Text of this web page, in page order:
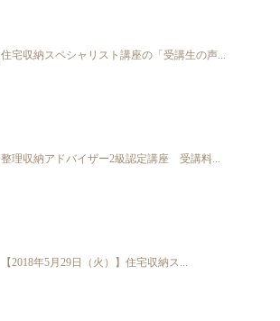
住宅収納スペシャリスト講座の「受講生の声...
整理収納アドバイザー2級認定講座 受講料...
【2018年5月29日（火）】住宅収納ス...